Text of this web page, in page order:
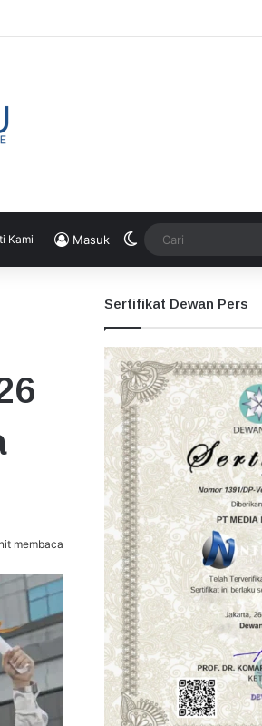
Izin
Kami Masuk Switch skin
membaca
Sertifikat Dewan Pers